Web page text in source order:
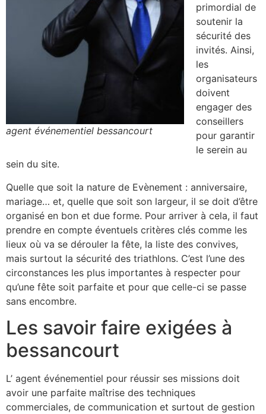
agent événementiel bessancourt
primordial de
soutenir la
sécurité des
invités. Ainsi,
les
organisateurs
doivent
engager des
conseillers
pour garantir
le serein au
sein du site.
Quelle que soit la nature de Evènement : anniversaire,
mariage… et, quelle que soit son largeur, il se doit d’être
organisé en bon et due forme. Pour arriver à cela, il faut
prendre en compte éventuels critères clés comme les
lieux où va se dérouler la fête, la liste des convives,
mais surtout la sécurité des triathlons. C’est l’une des
circonstances les plus importantes à respecter pour
qu’une fête soit parfaite et pour que celle-ci se passe
sans encombre.
Les savoir faire exigées à
bessancourt
L’ agent événementiel pour réussir ses missions doit
avoir une parfaite maîtrise des techniques
commerciales, de communication et surtout de gestion